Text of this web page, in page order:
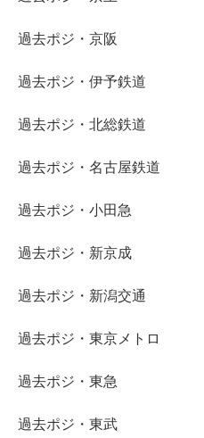
過去ポジ・京阪
過去ポジ・伊予鉄道
過去ポジ・北総鉄道
過去ポジ・名古屋鉄道
過去ポジ・小田急
過去ポジ・新京成
過去ポジ・新潟交通
過去ポジ・東京メトロ
過去ポジ・東急
過去ポジ・東武